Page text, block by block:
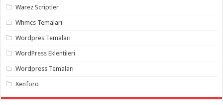
Warez Scriptler
Whmcs Temaları
Wordpres Temaları
WordPress Eklentileri
Wordpress Temaları
Xenforo